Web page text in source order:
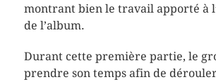
montrant bien le travail apporté à
de l’album.
Durant cette première partie, le
prendre son temps afin de